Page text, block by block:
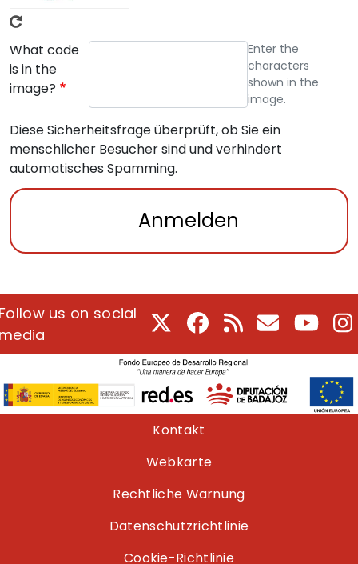
What code
is in the
image?
Enter the
characters
shown in the
image.
Diese Sicherheitsfrage überprüft, ob Sie ein
menschlicher Besucher sind und verhindert
automatisches Spamming.
Anmelden
us on social
Facebook
RSS E-Mail
Kontakt
Webkarte
Rechtliche Warnung
Datenschutzrichtlinie
Cookie-Richtlinie